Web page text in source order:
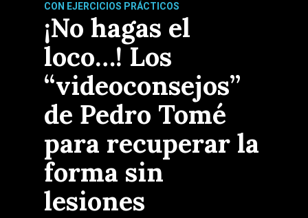
CON EJERCICIOS PRÁCTICOS
¡No hagas el
loco…! Los
“videoconsejos”
de Pedro Tomé
para recuperar la
forma sin
lesiones